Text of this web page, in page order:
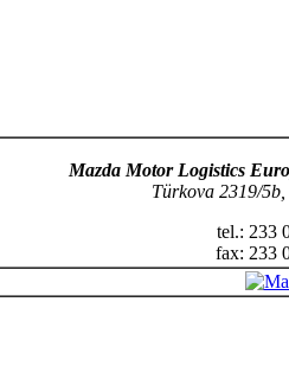
Mazda Motor Logistics
Türkova 2319/
tel.: 233
fax: 233